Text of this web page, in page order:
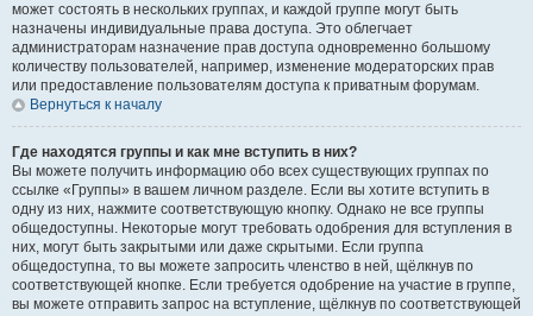
может состоять в нескольких группах, и каждой группе могут быть
назначены индивидуальные права доступа. Это облегчает
администраторам назначение прав доступа одновременно большому
количеству пользователей, например, изменение модераторских прав
или предоставление пользователям доступа к приватным форумам.
Вернуться к началу
Где находятся группы и как мне вступить в них?
Вы можете получить информацию обо всех существующих группах по
ссылке «Группы» в вашем личном разделе. Если вы хотите вступить в
одну из них, нажмите соответствующую кнопку. Однако не все группы
общедоступны. Некоторые могут требовать одобрения для вступления в
них, могут быть закрытыми или даже скрытыми. Если группа
общедоступна, то вы можете запросить членство в ней, щёлкнув по
соответствующей кнопке. Если требуется одобрение на участие в группе,
вы можете отправить запрос на вступление, щёлкнув по соответствующей